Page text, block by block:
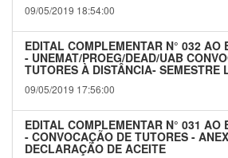
09/05/2019 18:54:00
EDITAL COMPLEMENTAR N° 032 AO
- UNEMAT/PROEG/DEAD/UAB
TUTORES À DISTÂNCIA- SEMESTRE
09/05/2019 17:56:00
EDITAL COMPLEMENTAR N° 031 AO
- CONVOCAÇÃO DE TUTORES -
DECLARAÇÃO DE ACEITE